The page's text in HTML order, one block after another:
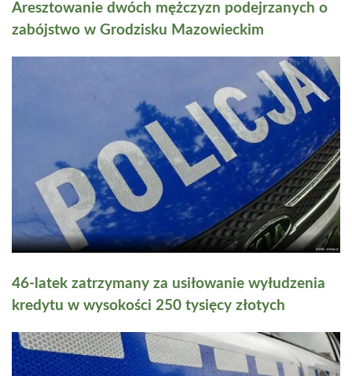
Aresztowanie dwóch mężczyzn podejrzanych o
zabójstwo w Grodzisku Mazowieckim
46-latek zatrzymany za usiłowanie wyłudzenia
kredytu w wysokości 250 tysięcy złotych